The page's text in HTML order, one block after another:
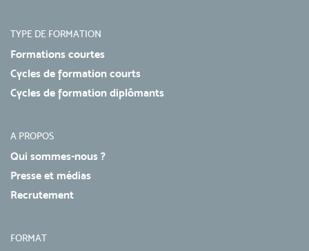
TYPE DE FORMATION
Formations courtes
Cycles de formation courts
Cycles de formation diplômants
A PROPOS
Qui sommes-nous ?
Presse et médias
Recrutement
FORMAT